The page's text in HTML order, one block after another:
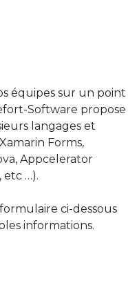
équipes sur un point
Software propose
langages et
Forms,
Appcelerator
etc …).
ci-dessous
informations.